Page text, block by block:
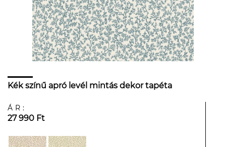
Kék színű apró levél mintás dekor tapéta
ÁR:
27 990 Ft